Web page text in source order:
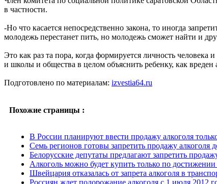
в частности.
-Но что касается непосредственно закона, то иногда
молодежь перестанет пить, но молодежь сможет найти и
Это как раз та пора, когда формируется личность
и школы и общества в целом объяснить ребенку, как вреден
Подготовлено по материалам: izvestia64.ru
Похожие страницы :
В России планируют ввести продажу алкоголя
Семь регионов готовы запретить продажу алкоголя
Белорусские депутаты предлагают запретить
Алкоголь можно будет купить только по достижении
Швейцария отказалась от запрета алкоголя в
Россиян ждет подорожание алкоголя с 1 июля 2012